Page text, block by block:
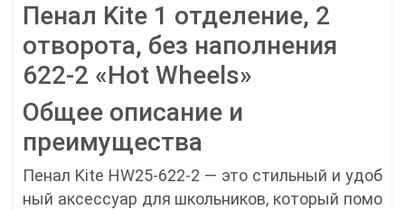
Пенал Kite 1 отделение, 2
отворота, без наполнения
622-2 «Hot Wheels»
Общее описание и
преимущества
Пенал Kite HW25-622-2 — это стильный и удоб
ный аксессуар для школьников, который помо